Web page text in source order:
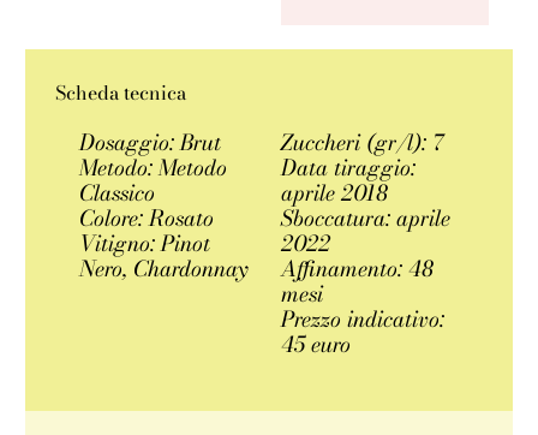
Scheda tecnica
Dosaggio: Brut
Metodo: Metodo
Classico
Colore: Rosato
Vitigno: Pinot
Nero, Chardonnay
Zuccheri (gr/l): 7
Data tiraggio:
aprile 2018
Sboccatura: aprile
2022
Affinamento: 48
mesi
Prezzo indicativo:
45 euro